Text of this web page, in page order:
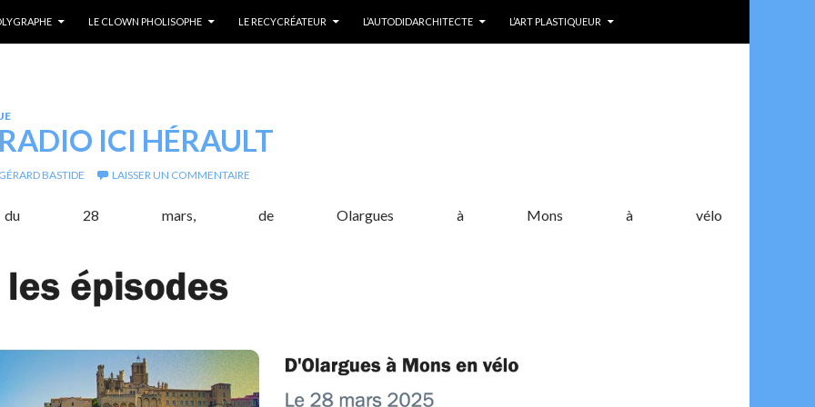
LE CLOWN PHOLISOPHE LE RECYCRÉATEUR L’AUTODIDARCHITECTE L’ART PLASTIQUEUR
ICI HÉRAULT
GÉRARD BASTIDE LAISSER UN COMMENTAIRE
du 28 mars, de Olargues à Mons à vélo